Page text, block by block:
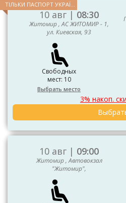
10 авг | 08:30
Житомир , АС ЖИТОМИР - 1,
ул. Киевская, 93
ТІЛЬКИ ПАСПОРТ УКРАЇНИ ТА ЄС
Свободных
мест: 10
Выбрать место
3% накоп.
10 авг | 09:00
Житомир , Автовокзал
"Житомир",